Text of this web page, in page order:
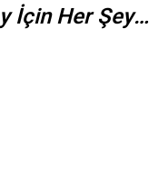
İçin Her Şey…